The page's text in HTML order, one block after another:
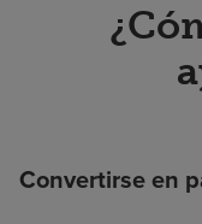
Convertirse en